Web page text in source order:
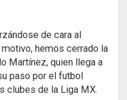
de cara al
hemos cerrado la
Martínez, quien llega a
paso por el futbol
clubes de la Liga MX.